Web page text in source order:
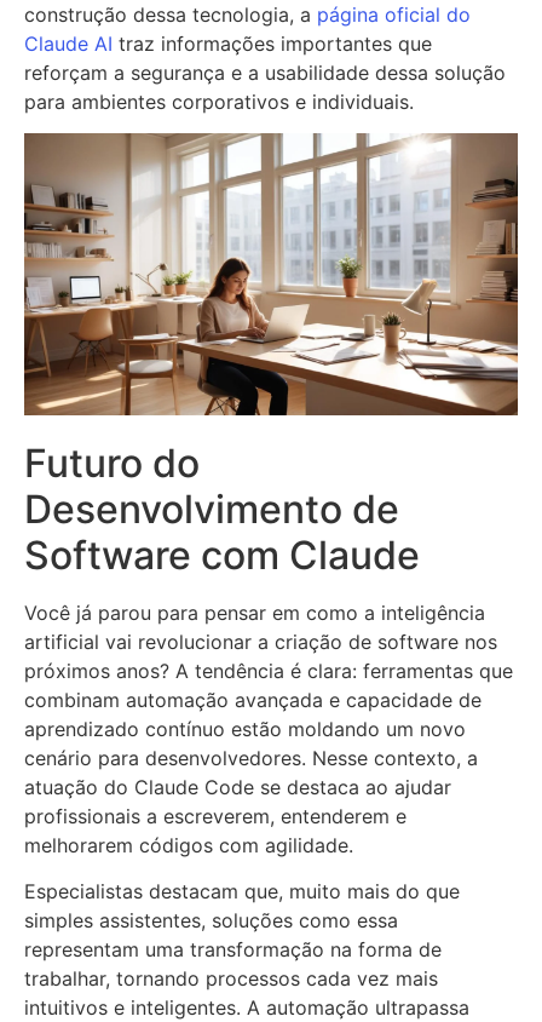
construção dessa tecnologia, a página oficial do
Claude AI traz informações importantes que
reforçam a segurança e a usabilidade dessa solução
para ambientes corporativos e individuais.
Futuro do
Desenvolvimento de
Software com Claude
Você já parou para pensar em como a inteligência
artificial vai revolucionar a criação de software nos
próximos anos? A tendência é clara: ferramentas que
combinam automação avançada e capacidade de
aprendizado contínuo estão moldando um novo
cenário para desenvolvedores. Nesse contexto, a
atuação do Claude Code se destaca ao ajudar
profissionais a escreverem, entenderem e
melhorarem códigos com agilidade.
Especialistas destacam que, muito mais do que
simples assistentes, soluções como essa
representam uma transformação na forma de
trabalhar, tornando processos cada vez mais
intuitivos e inteligentes. A automação ultrapassa